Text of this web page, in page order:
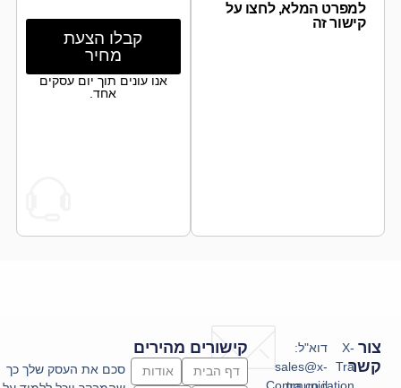
למפרט המלא, לחצו על
קישור זה
קבלו הצעת
מחיר
אנו עונים תוך יום עסקים
אחד.
סכם את העסק שלך כך
קישורים מהירים
דף הבית אודות
צור
קשר
X-
Tra
דוא"ל:
sales@x-